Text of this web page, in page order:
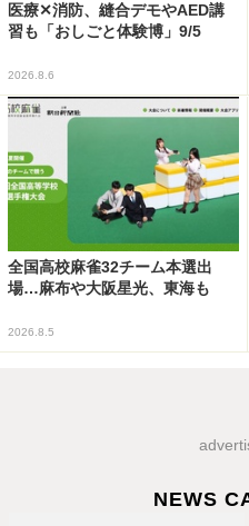
医療✕消防、縫合デモやAED講
習も「おしごと体験博」9/5
2026.8.6
全国高校麻雀32チーム本選出
場…麻布や大阪星光、東海も
2026.8.5
NEWS